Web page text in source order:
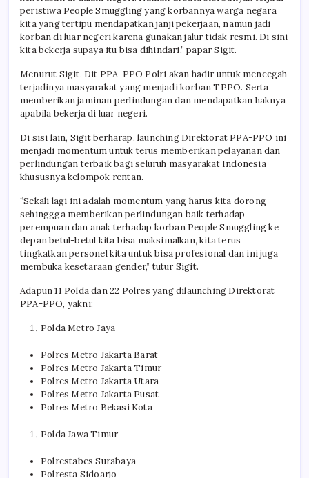
peristiwa People Smuggling yang korbannya warga negara
kita yang tertipu mendapatkan janji pekerjaan, namun jadi
korban di luar negeri karena gunakan jalur tidak resmi. Di sini
kita bekerja supaya itu bisa dihindari,” papar Sigit.
Menurut Sigit, Dit PPA-PPO Polri akan hadir untuk mencegah
terjadinya masyarakat yang menjadi korban TPPO. Serta
memberikan jaminan perlindungan dan mendapatkan haknya
apabila bekerja di luar negeri.
Di sisi lain, Sigit berharap, launching Direktorat PPA-PPO ini
menjadi momentum untuk terus memberikan pelayanan dan
perlindungan terbaik bagi seluruh masyarakat Indonesia
khususnya kelompok rentan.
“Sekali lagi ini adalah momentum yang harus kita dorong
sehinggga memberikan perlindungan baik terhadap
perempuan dan anak terhadap korban People Smuggling ke
depan betul-betul kita bisa maksimalkan, kita terus
tingkatkan personel kita untuk bisa profesional dan ini juga
membuka kesetaraan gender,” tutur Sigit.
Adapun 11 Polda dan 22 Polres yang dilaunching Direktorat
PPA-PPO, yakni;
Polda Metro Jaya
Polres Metro Jakarta Barat
Polres Metro Jakarta Timur
Polres Metro Jakarta Utara
Polres Metro Jakarta Pusat
Polres Metro Bekasi Kota
Polda Jawa Timur
Polrestabes Surabaya
Polresta Sidoarjo